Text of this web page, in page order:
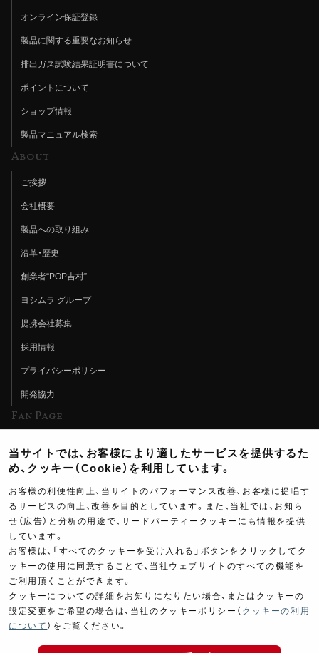
オンライン保証登録
製品に関する重要なお知らせ
排出ガス試験結果証明書について
ポイントについて
ショップ情報
製品マニュアル検索
About
ご挨拶
会社概要
製品への取り組み
沿革・歴史
創業者“POP吉村”
ヨシムラ グループ
提携会社募集
採用情報
プライバシーポリシー
開発協力
Fan Page
ヨシムラTV
イベント情報
イベントスケジュール
ツーリングブレイクタイム
製品ポスター
当サイトでは、お客様により適したサービスを提供するた
め、クッキー（Cookie）を利用しています。
お客様の利便性向上、当サイトのパフォーマンス改善、お客様に提唱す
るサービスの向上、改善を目的としています。また、当社では、お知ら
せ（広告）と分析の用途で、サードパーティークッキーにも情報を提供
しています。
お客様は、「すべてのクッキーを受け入れる」ボタンをクリックしてク
ッキーの使用に同意することで、当社ウェブサイトのすべての機能を
ご利用頂くことができます。
クッキーについての詳細をお知りになりたい場合、またはクッキーの
設定変更をご希望の場合は、当社のクッキーポリシー（ クッキーの利用
について ）をご覧ください。